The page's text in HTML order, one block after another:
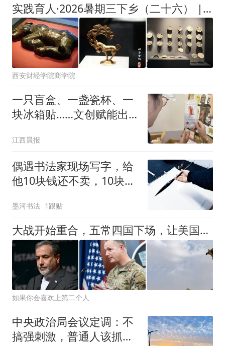
实践育人·2026暑期三下乡（二十六） | 深耕文博传播育人实践，商科赋能文脉薪火相传[商域志队（3）]
西安财经学院商学院
‌一只盲盒、一盏瓷杯、一
块冰箱贴……文创赋能出
好中国故事
江西晨报
偶遇书法家现场写字，给
他10块钱还不卖，10块我
墨河书法 1跟贴
大战开始重合，五常四国下场，让美国揪心的是：中方依然稳如泰山
如果你会喜欢上第二个人
中央政治局会议定调：不
搞强刺激，普通人该抓啥